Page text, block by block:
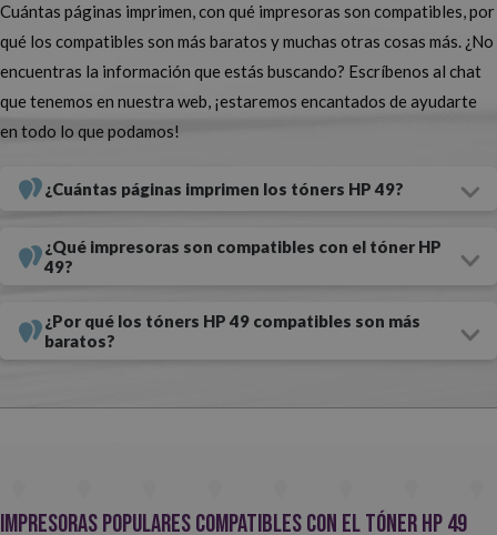
excepcional.¿De estándar o alta capacidad?Si solo imprimes muy
de vez en cuando, opta por el formato estándar. Si, en cambio, tienes
un elevado volumen de impresiones, compra el de alta capacidad
para obtener una mayor rentabilidad.
tu impresora, ¡no lo encontrarás tan barato en ningún otro sitio!
Tóners HP 49 (Q5949) compatibles, la mejor opción
ahorrar algo de dinero en su compra? Nuestra recomendación es
que lo compres compatible,
es mucho más baratos y proporciona
son totalmente seguros y fiables, créenos.Antes de lanzarse al
Cuántas páginas imprimen, con qué impresoras son compatibles, por
qué los compatibles son más baratos y muchas otras cosas más. ¿No
encuentras la información que estás buscando? Escríbenos al chat
que tenemos en nuestra web, ¡estaremos encantados de ayudarte
en todo lo que podamos!
¿Cuántas páginas imprimen los tóners HP 49?
¿Qué impresoras son compatibles con el tóner HP
49?
¿Por qué los tóners HP 49 compatibles son más
baratos?
Impresoras populares compatibles con el tóner HP 49